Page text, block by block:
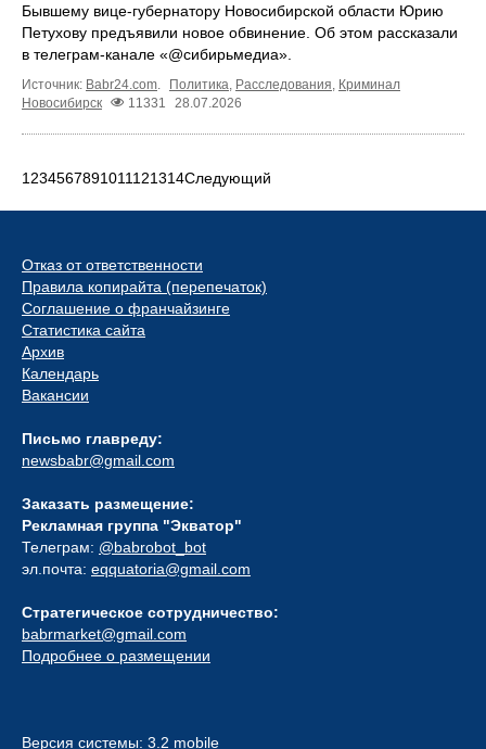
Бывшему вице-губернатору Новосибирской области Юрию
Петухову предъявили новое обвинение. Об этом рассказали
в телеграм-канале «@сибирьмедиа».
Источник: Babr24.com. Политика, Расследования, Криминал
Новосибирск
11331 28.07.2026
1 234567891011121314Следующий
Отказ от ответственности
Правила копирайта (перепечаток)
Соглашение о франчайзинге
Статистика сайта
Архив
Календарь
Вакансии
Письмо главреду:
newsbabr@gmail.com
Заказать размещение:
Рекламная группа "Экватор"
Телеграм: @babrobot_bot
эл.почта: eqquatoria@gmail.com
Стратегическое сотрудничество:
babrmarket@gmail.com
Подробнее о размещении
Версия системы: 3.2 mobile